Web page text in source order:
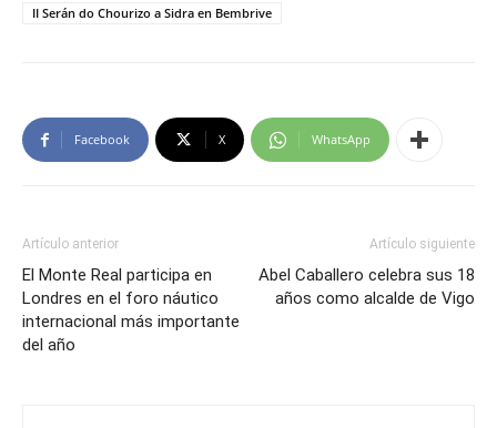
II Serán do Chourizo a Sidra en Bembrive
Facebook X WhatsApp
Artículo anterior
El Monte Real participa en
Londres en el foro náutico
internacional más importante
del año
Artículo siguiente
Abel Caballero celebra sus 18
años como alcalde de Vigo